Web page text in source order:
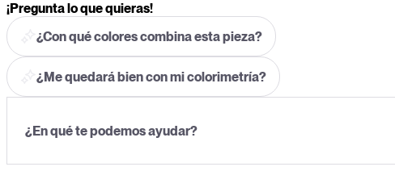
¡Pregunta lo que quieras!
¿Con qué colores combina esta pieza?
¿Me quedará bien con mi colorimetría?